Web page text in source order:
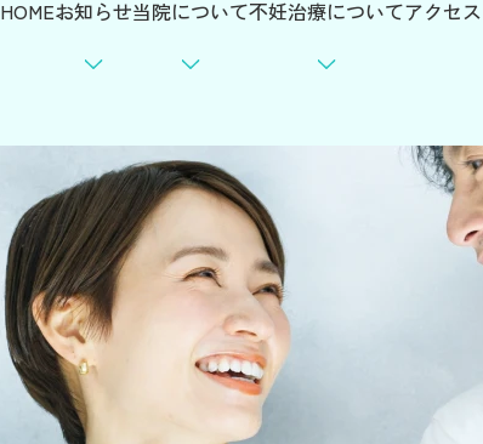
HOMEお知らせ
重要なお知らせ
当院について
院内のご案内
不妊治療について
治療について
高度生殖医療について
出生前遺伝カウンセリング
不妊治療の保険について
アクセス